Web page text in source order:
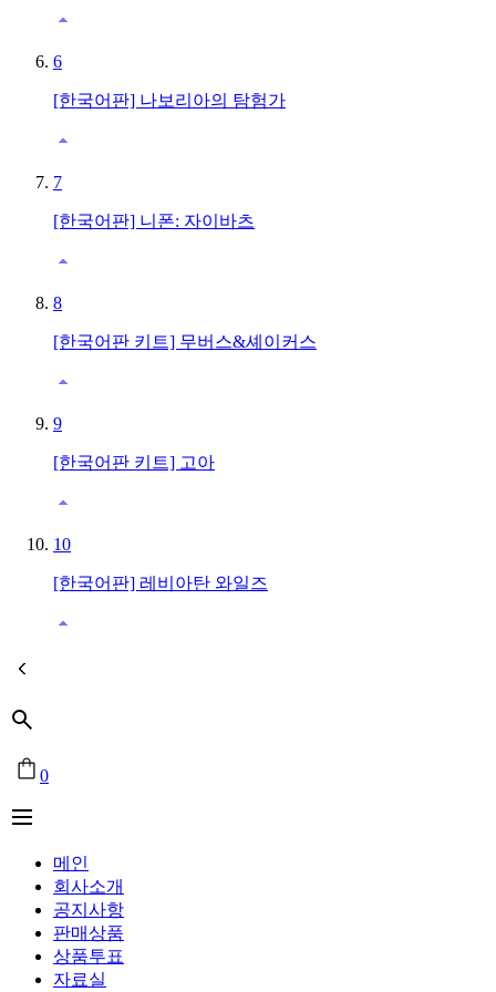
6
[한국어판] 나보리아의 탐험가
7
[한국어판] 니폰: 자이바츠
8
[한국어판 키트] 무버스&셰이커스
9
[한국어판 키트] 고아
10
[한국어판] 레비아탄 와일즈
0
메인
회사소개
공지사항
판매상품
상품투표
자료실